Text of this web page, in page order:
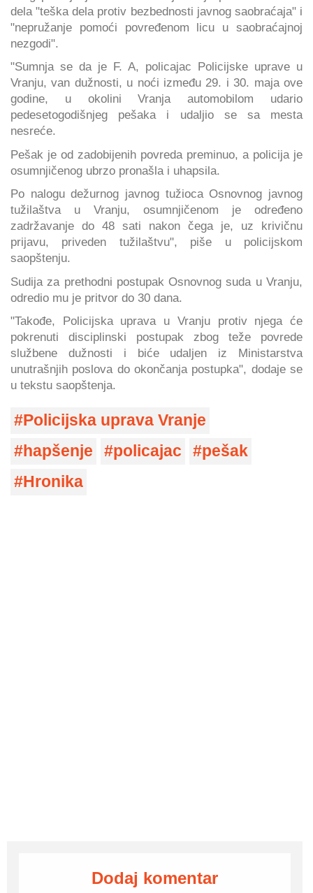
dela "teška dela protiv bezbednosti javnog saobraćaja" i
"nepružanje pomoći povređenom licu u saobraćajnoj
nezgodi".
"Sumnja se da je F. A, policajac Policijske uprave u
Vranju, van dužnosti, u noći između 29. i 30. maja ove
godine, u okolini Vranja automobilom udario
pedesetogodišnjeg pešaka i udaljio se sa mesta
nesreće.
Pešak je od zadobijenih povreda preminuo, a policija je
osumnjičenog ubrzo pronašla i uhapsila.
Po nalogu dežurnog javnog tužioca Osnovnog javnog
tužilaštva u Vranju, osumnjičenom je određeno
zadržavanje do 48 sati nakon čega je, uz krivičnu
prijavu, priveden tužilaštvu", piše u policijskom
saopštenju.
Sudija za prethodni postupak Osnovnog suda u Vranju,
odredio mu je pritvor do 30 dana.
"Takođe, Policijska uprava u Vranju protiv njega će
pokrenuti disciplinski postupak zbog teže povrede
službene dužnosti i biće udaljen iz Ministarstva
unutrašnjih poslova do okončanja postupka", dodaje se
u tekstu saopštenja.
Policijska uprava Vranje
hapšenje
policajac
pešak
Hronika
Dodaj komentar